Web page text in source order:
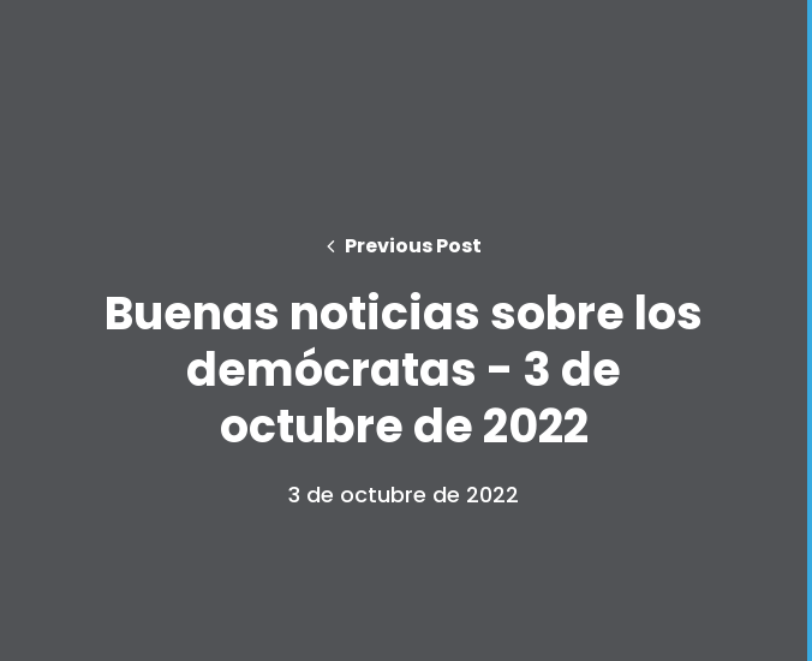
Previous Post
Buenas noticias sobre los
demócratas - 3 de
octubre de 2022
3 de octubre de 2022